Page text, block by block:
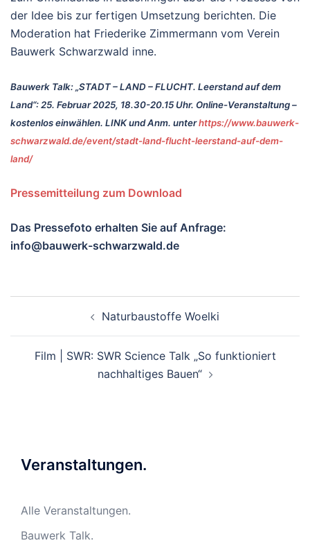
der Idee bis zur fertigen Umsetzung berichten. Die
Moderation hat Friederike Zimmermann vom Verein
Bauwerk Schwarzwald inne.
Bauwerk Talk: „STADT – LAND – FLUCHT. Leerstand auf dem
Land“: 25. Februar 2025, 18.30-20.15 Uhr. Online-Veranstaltung –
kostenlos einwählen. LINK undAnm. unterhttps://www.bauwerk-
schwarzwald.de/event/stadt-land-flucht-leerstand-auf-dem-
land/
Pressemitteilung zum Download
Das Pressefoto erhalten Sie auf Anfrage:
info@bauwerk-schwarzwald.de
Naturbaustoffe Woelki
Film | SWR: SWR Science Talk „So funktioniert
nachhaltiges Bauen“
Veranstaltungen.
Alle Veranstaltungen.
Bauwerk Talk.